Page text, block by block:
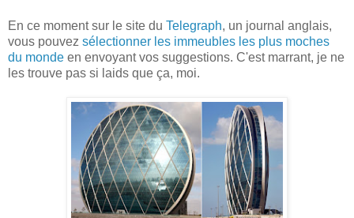
En ce moment sur le site du Telegraph, un journal anglais,
vous pouvez sélectionner les immeubles les plus moches
du monde en envoyant vos suggestions. C'est marrant, je ne
les trouve pas si laids que ça, moi.